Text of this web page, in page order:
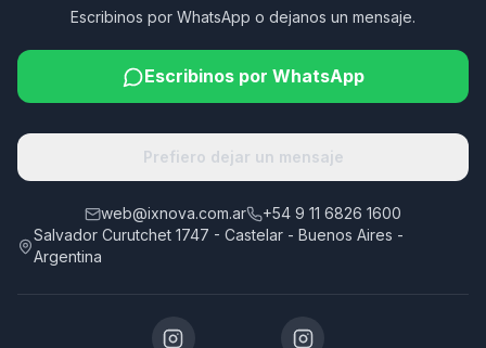
Escribinos por WhatsApp o dejanos un mensaje.
Escribinos por WhatsApp
Prefiero dejar un mensaje
web@ixnova.com.ar
+54 9 11 6826 1600
Salvador Curutchet 1747 - Castelar - Buenos Aires -
Argentina